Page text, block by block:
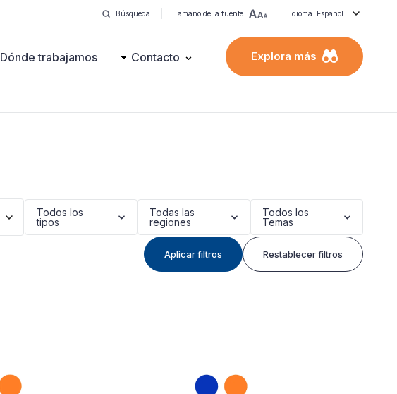
Búsqueda Tamaño de la fuente Idioma: Español
Dónde trabajamos Contacto Explora más
Todos los
tipos
Todas las
regiones
Todos los
Temas
Aplicar filtros Restablecer filtros